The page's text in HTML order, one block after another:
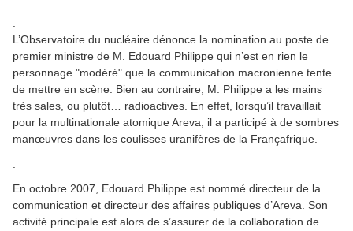
L’Observatoire du nucléaire dénonce la nomination au poste de
premier ministre de M. Edouard Philippe qui n’est en rien le
personnage "modéré" que la communication macronienne tente
de mettre en scène. Bien au contraire, M. Philippe a les mains
très sales, ou plutôt… radioactives. En effet, lorsqu’il travaillait
pour la multinationale atomique Areva, il a participé à de sombres
manœuvres dans les coulisses uranifères de la Françafrique.
En octobre 2007, Edouard Philippe est nommé directeur de la
communication et directeur des affaires publiques d’Areva. Son
activité principale est alors de s’assurer de la collaboration de